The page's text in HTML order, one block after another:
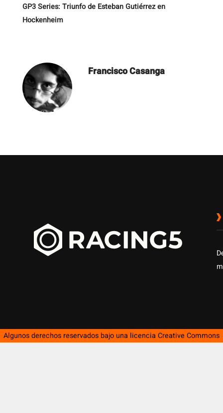
GP3 Series: Triunfo de Esteban Gutiérrez en
Hockenheim
Francisco Casanga
Algunos derechos reservados bajo una licencia Creative Commons